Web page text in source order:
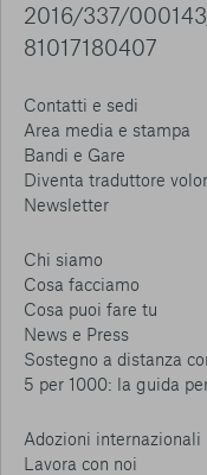
2016/337/
81017180407
Contatti e sedi
Area media e stampa
Bandi e Gare
Diventa traduttore
Newsletter
Chi siamo
Cosa facciamo
Cosa puoi fare tu
News e Press
Sostegno a distanza
5 per 1000: la guida
Adozioni internazionali
Lavora con noi